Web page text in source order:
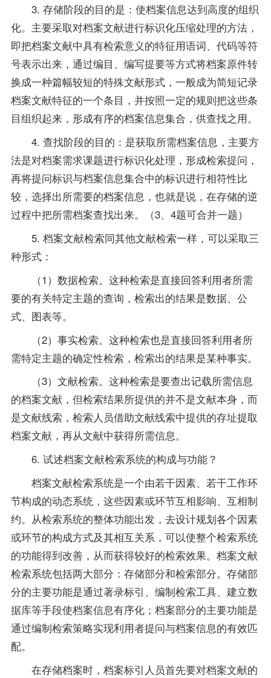
3. 存储阶段的目的是：使档案信息达到高度的组织
化。主要采取对档案文献进行标识化压缩处理的方法，
即把档案文献中具有检索意义的特征用语词、代码等符
号表示出来，通过编目、编写提要等方式将档案原件转
换成一种篇幅较短的特殊文献形式，一般成为简短记录
档案文献特征的一个条目，并按照一定的规则把这些条
目组织起来，形成有序的档案信息集合，供查找之用。
4. 查找阶段的目的：是获取所需档案信息，主要方
法是对档案需求课题进行标识化处理，形成检索提问，
再将提问标识与档案信息集合中的标识进行相符性比
较，选择出所需要的档案信息，也就是说，在存储的逆
过程中把所需档案查找出来。（3、4题可合并一题）
5. 档案文献检索同其他文献检索一样，可以采取三
种形式：
（1）数据检索。这种检索是直接回答利用者所需
要的有关特定主题的查询，检索出的结果是数据、公
式、图表等。
（2）事实检索。这种检索也是直接回答利用者所
需特定主题的确定性检索，检索出的结果是某种事实。
（3）文献检索。这种检索是要查出记载所需信息
的档案文献，但检索结果所提供的并不是文献本身，而
是文献线索，检索人员借助文献线索中提供的存址提取
档案文献，再从文献中获得所需信息。
6. 试述档案文献检索系统的构成与功能？
档案文献检索系统是一个由若干因素、若干工作环
节构成的动态系统，这些因素或环节互相影响、互相制
约。从检索系统的整体功能出发，去设计规划各个因素
或环节的构成方式及其相互关系，可以使整个检索系统
的功能得到改善，从而获得较好的检索效果。档案文献
检索系统包括两大部分：存储部分和检索部分。存储部
分的主要功能是通过著录标引、编制检索工具、建立数
据库等手段使档案信息有序化；档案部分的主要功能是
通过编制检索策略实现利用者提问与档案信息的有效匹
配。
在存储档案时，档案标引人员首先要对档案文献的